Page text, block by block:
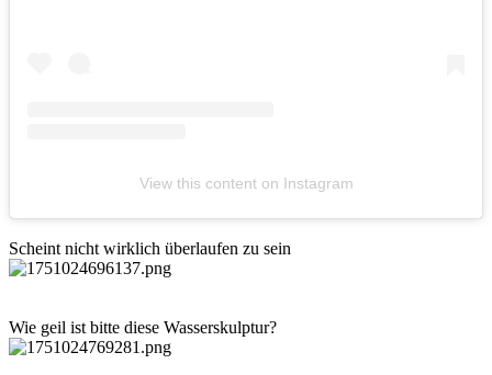
View this content on Instagram
Scheint nicht wirklich überlaufen zu sein
Wie geil ist bitte diese Wasserskulptur?